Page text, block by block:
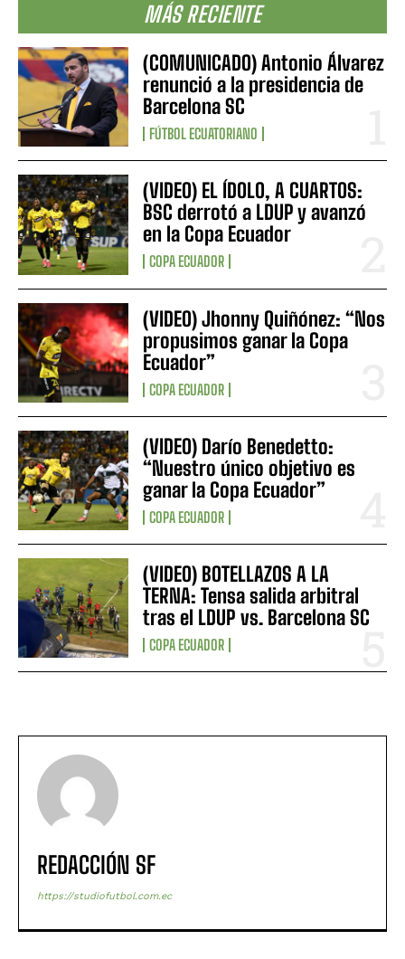
MÁS RECIENTE
(COMUNICADO) Antonio Álvarez
renunció a la presidencia de
Barcelona SC
FÚTBOL ECUATORIANO
(VIDEO) EL ÍDOLO, A CUARTOS:
BSC derrotó a LDUP y avanzó
en la Copa Ecuador
COPA ECUADOR
(VIDEO) Jhonny Quiñónez: “Nos
propusimos ganar la Copa
Ecuador”
COPA ECUADOR
(VIDEO) Darío Benedetto:
“Nuestro único objetivo es
ganar la Copa Ecuador”
COPA ECUADOR
(VIDEO) BOTELLAZOS A LA
TERNA: Tensa salida arbitral
tras el LDUP vs. Barcelona SC
COPA ECUADOR
REDACCIÓN SF
https://studiofutbol.com.ec